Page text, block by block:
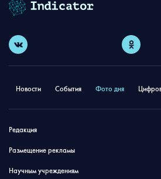
Новости События Фото дня
Редакция
Размещение рекламы
Научным учреждениям